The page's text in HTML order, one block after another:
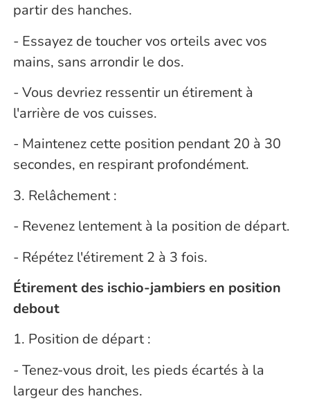
partir des hanches.
- Essayez de toucher vos orteils avec vos
mains, sans arrondir le dos.
- Vous devriez ressentir un étirement à
l'arrière de vos cuisses.
- Maintenez cette position pendant 20 à 30
secondes, en respirant profondément.
3. Relâchement :
- Revenez lentement à la position de départ.
- Répétez l'étirement 2 à 3 fois.
Étirement des ischio-jambiers en position
debout
1. Position de départ :
- Tenez-vous droit, les pieds écartés à la
largeur des hanches.